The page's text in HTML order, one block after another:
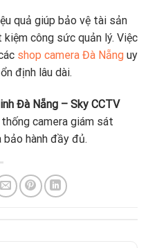
quả giúp bảo vệ tài sản
công sức quản lý. Việc
shop camera Đà Nẵng uy
định lâu dài.
Đà Nẵng – Sky CCTV
camera giám sát
hành đầy đủ.